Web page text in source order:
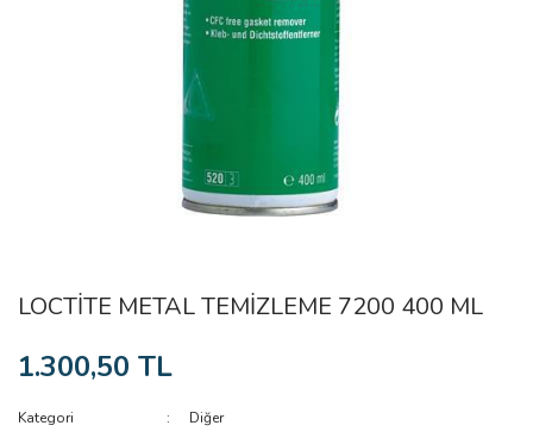
LOCTİTE METAL TEMİZLEME 7200 400 ML
1.300,50 TL
Kategori
Diğer